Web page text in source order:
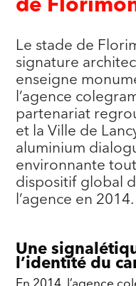
de
Le stade de
signature
enseigne
l’agence
partenariat
et la Ville de
aluminium
environnante
dispositif global
l’agence en 2014.
Une
l’identité du